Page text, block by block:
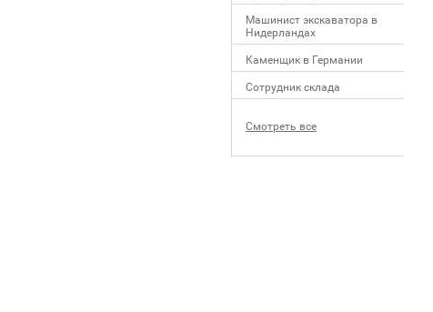
Машинист экскаватора в
Нидерландах
Каменщик в Германии
Сотрудник склада
Смотреть все